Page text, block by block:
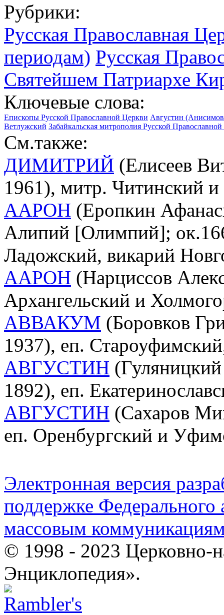
Рубрики:
Русская Православная
периодам) Русская
Святейшем Патриархе
Ключевые слова:
Епископы Русской Православной Церкви Августин
Ветлужский Забайкальская митрополия Русской
См.также:
ДИМИТРИЙ (Елисеев
1961), митр. Читинский и
ААРОН (Еропкин
Алипий [Олимпий];
Ладожский, викарий
ААРОН (Нарциссов
Архангельский и
АВВАКУМ (Боровков
1937), еп.
АВГУСТИН
1892), еп.
АВГУСТИН (Сахаров
еп. Оренбургский и
Электронная версия
поддержке Федерального
массовым
© 1998 - 2023 Церковно-
Энциклопедия».